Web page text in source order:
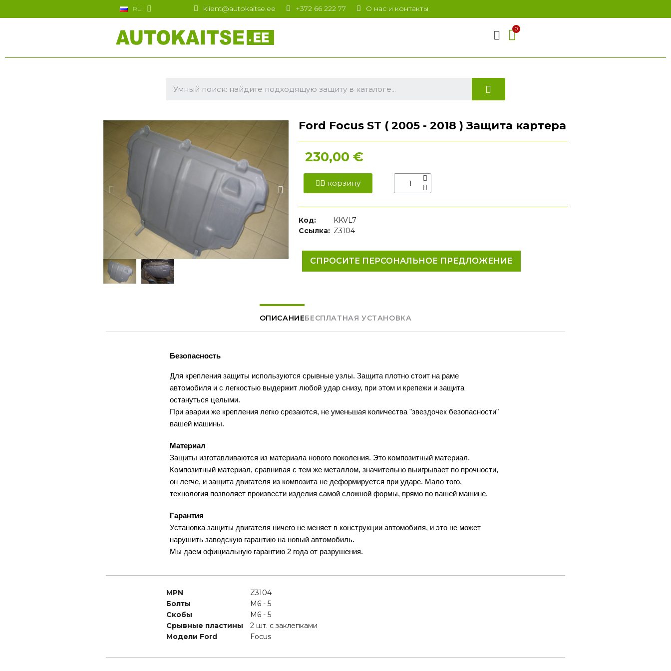
RU klient@autokaitse.ee +372 66 222 77 О нас и контакты
Ford Focus ST ( 2005 - 2018 ) Защита картера
230,00 €
В корзину
Код:
KKVL7
Ссылка: Z3104
СПРОСИТЕ ПЕРСОНАЛЬНОЕ ПРЕДЛОЖЕНИЕ
ОПИСАНИЕБЕСПЛАТНАЯ УСТАНОВКА
Безопасность
Для крепления защиты используются срывные узлы. Защита плотно стоит на раме
автомобиля и с легкостью выдержит любой удар снизу, при этом и крепежи и защита
остануться целыми.
При аварии же крепления легко срезаются, не уменьшая количества "звездочек безопасности"
вашей машины.
Материал
Защиты изготавливаются из материала нового поколения. Это композитный материал.
Композитный материал, сравнивая с тем же металлом, значительно выигрывает по прочности,
он легче, и защита двигателя из композита не деформируется при ударе. Мало того,
технология позволяет произвести изделия самой сложной формы, прямо по вашей машине.
Гарантия
Установка защиты двигателя ничего не меняет в конструкции автомобиля, и это не может
нарушить заводскую гарантию на новый автомобиль.
Мы даем официальную гарантию 2 года от разрушения.
MPN
Z3104
Болты
M6 - 5
Скобы
M6 - 5
Срывные пластины
2 шт. с заклепками
Модели Ford
Focus